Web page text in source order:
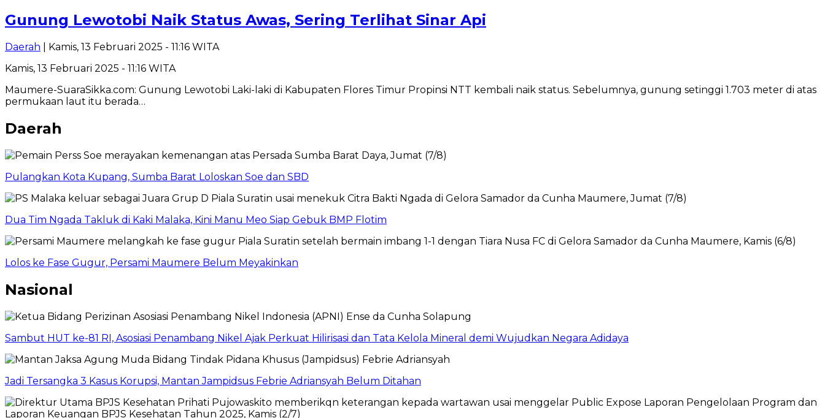
Gunung Lewotobi Naik Status Awas, Sering Terlihat Sinar Api
Daerah | Kamis, 13 Februari 2025 - 11:16 WITA
Kamis, 13 Februari 2025 - 11:16 WITA
Maumere-SuaraSikka.com: Gunung Lewotobi Laki-laki di Kabupaten Flores Timur Propinsi NTT kembali naik status. Sebelumnya, gunung setinggi 1.703 meter di atas
permukaan laut itu berada…
Daerah
Pulangkan Kota Kupang, Sumba Barat Loloskan Soe dan SBD
Dua Tim Ngada Takluk di Kaki Malaka, Kini Manu Meo Siap Gebuk BMP Flotim
Lolos ke Fase Gugur, Persami Maumere Belum Meyakinkan
Nasional
Sambut HUT ke-81 RI, Asosiasi Penambang Nikel Ajak Perkuat Hilirisasi dan Tata Kelola Mineral demi Wujudkan Negara Adidaya
Jadi Tersangka 3 Kasus Korupsi, Mantan Jampidsus Febrie Adriansyah Belum Ditahan